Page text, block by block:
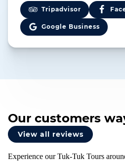
Tripadvisor
Google Business
Our customers
View all reviews
Experience our Tuk-Tuk Tours